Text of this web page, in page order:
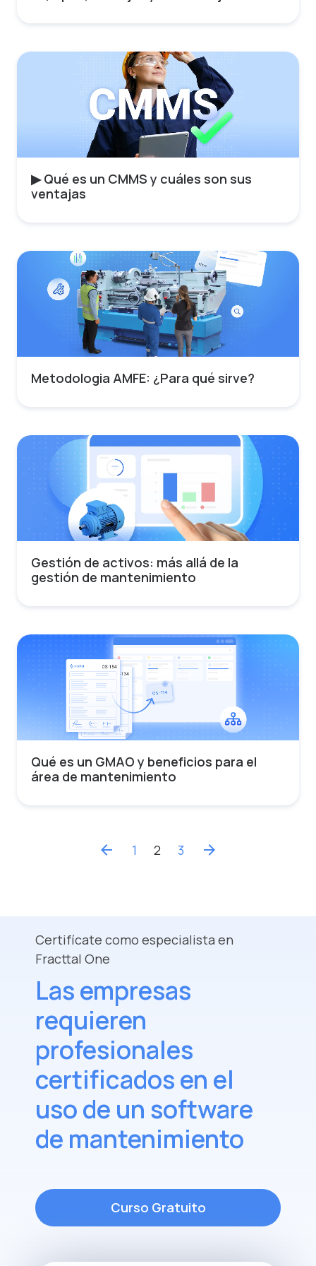
▶︎ Qué es un CMMS y cuáles son sus
ventajas
Metodologia AMFE: ¿Para qué sirve?
Gestión de activos: más allá de la
gestión de mantenimiento
Qué es un GMAO y beneficios para el
área de mantenimiento
arrow_back 1 2 3 arrow_forward
Certifícate como especialista en
Fracttal One
Las empresas
requieren
profesionales
certificados en el
uso de un software
de mantenimiento
Curso Gratuito